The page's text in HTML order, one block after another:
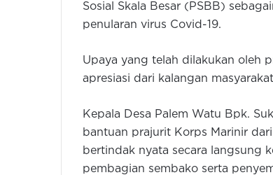
Sosial Skala Besar (PSBB)
penularan virus Covid-19.
Upaya yang telah dilakukan oleh
apresiasi dari kalangan
Kepala Desa Palem Watu Bpk.
bantuan prajurit Korps Marinir
bertindak nyata secara langsung
pembagian sembako serta